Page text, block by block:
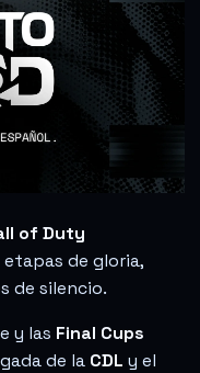
of Duty
etapas de gloria,
de silencio.
y las Final Cups
de la CDL y el